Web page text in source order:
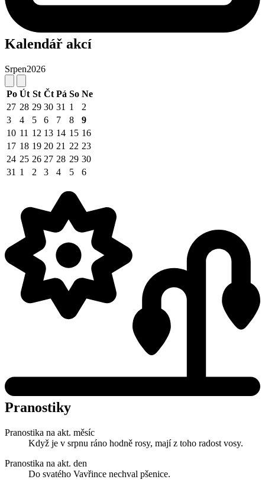
Kalendář akcí
Srpen2026
Po Út St Čt Pá So Ne
27 28 29 30 31 1
2
3
4 5 6 7 8
9
10 11 12 13 14 15 16
17 18 19 20 21 22 23
24 25 26 27 28 29 30
31 1 2 3 4 5 6
Pranostiky
Pranostika na akt. měsíc
Když je v srpnu ráno hodně rosy, mají z toho radost vosy.
Pranostika na akt. den
Do svatého Vavřince nechval pšenice.